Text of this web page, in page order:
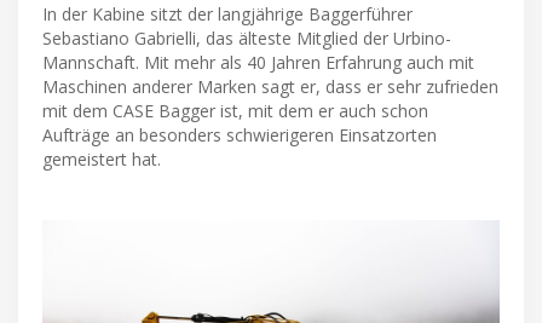
In der Kabine sitzt der langjährige Baggerführer
Sebastiano Gabrielli, das älteste Mitglied der Urbino-
Mannschaft. Mit mehr als 40 Jahren Erfahrung auch mit
Maschinen anderer Marken sagt er, dass er sehr zufrieden
mit dem CASE Bagger ist, mit dem er auch schon
Aufträge an besonders schwierigeren Einsatzorten
gemeistert hat.